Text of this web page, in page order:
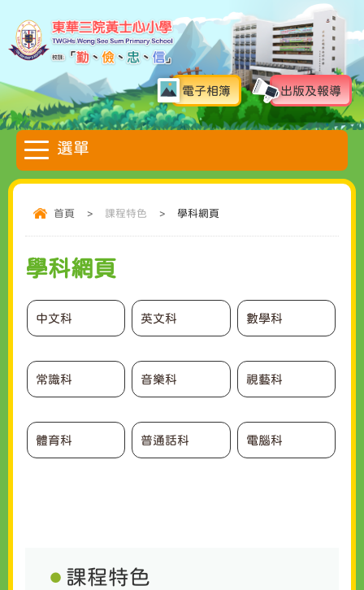
電子相簿 出版及報導
首頁 > 課程特色 > 學科網頁
學科網頁
中文科 英文科 數學科
常識科 音樂科 視藝科
體育科 普通話科 電腦科
課程特色